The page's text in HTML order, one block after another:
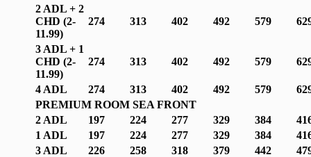
2 ADL + 2
CHD (2-
11.99)
274 313 402 492 579
3 ADL + 1
CHD (2-
11.99)
274 313 402 492 579
4 ADL 274 313 402 492 579
PREMIUM ROOM SEA FRONT
2 ADL
197 224 277 329 384
1 ADL
197 224 277 329 384
3 ADL
226 258 318 379 442